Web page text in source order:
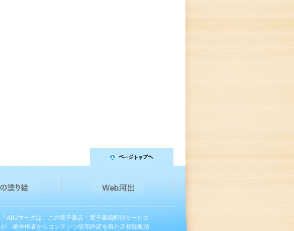
「ABJマークは、この電子書店・電子書籍配信サービス
が、著作権者からコンテンツ使用許諾を得た正規版配信